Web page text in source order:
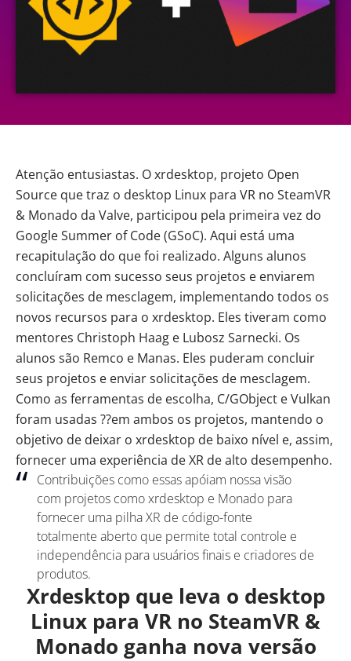
Atenção entusiastas. O xrdesktop, projeto Open
Source que traz o desktop Linux para VR no SteamVR
& Monado da Valve, participou pela primeira vez do
Google Summer of Code (GSoC). Aqui está uma
recapitulação do que foi realizado. Alguns alunos
concluíram com sucesso seus projetos e enviarem
solicitações de mesclagem, implementando todos os
novos recursos para o xrdesktop. Eles tiveram como
mentores Christoph Haag e Lubosz Sarnecki. Os
alunos são Remco e Manas. Eles puderam concluir
seus projetos e enviar solicitações de mesclagem.
Como as ferramentas de escolha, C/GObject e Vulkan
foram usadas ??em ambos os projetos, mantendo o
objetivo de deixar o xrdesktop de baixo nível e, assim,
fornecer uma experiência de XR de alto desempenho.
Contribuições como essas apóiam nossa visão
com projetos como xrdesktop e Monado para
fornecer uma pilha XR de código-fonte
totalmente aberto que permite total controle e
independência para usuários finais e criadores de
produtos.
Xrdesktop que leva o desktop
Linux para VR no SteamVR &
Monado ganha nova versão